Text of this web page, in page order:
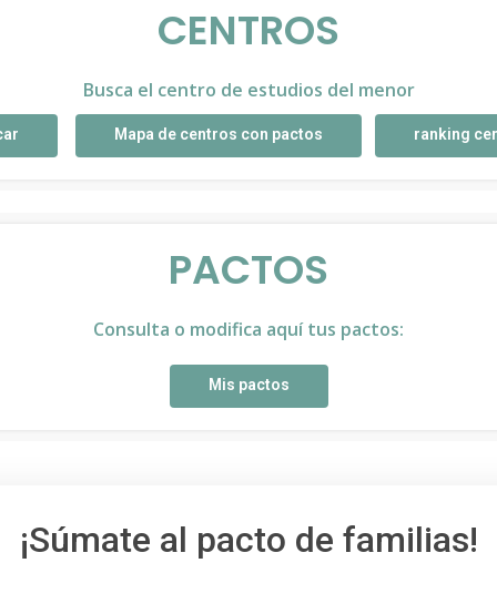
CENTROS
Busca el centro de estudios del menor
Mapa de centros con pactos ranking
PACTOS
Consulta o modifica aquí tus pactos:
Mis pactos
¡Súmate al pacto de familias!